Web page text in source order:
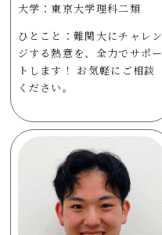
大学：東京大学理科二類
ひとこと：難関大にチャレン
ジする熱意を、全力でサポー
トします！ お気軽にご相談
ください。